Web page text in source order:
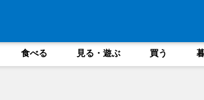
食べる 見る・遊ぶ 買う